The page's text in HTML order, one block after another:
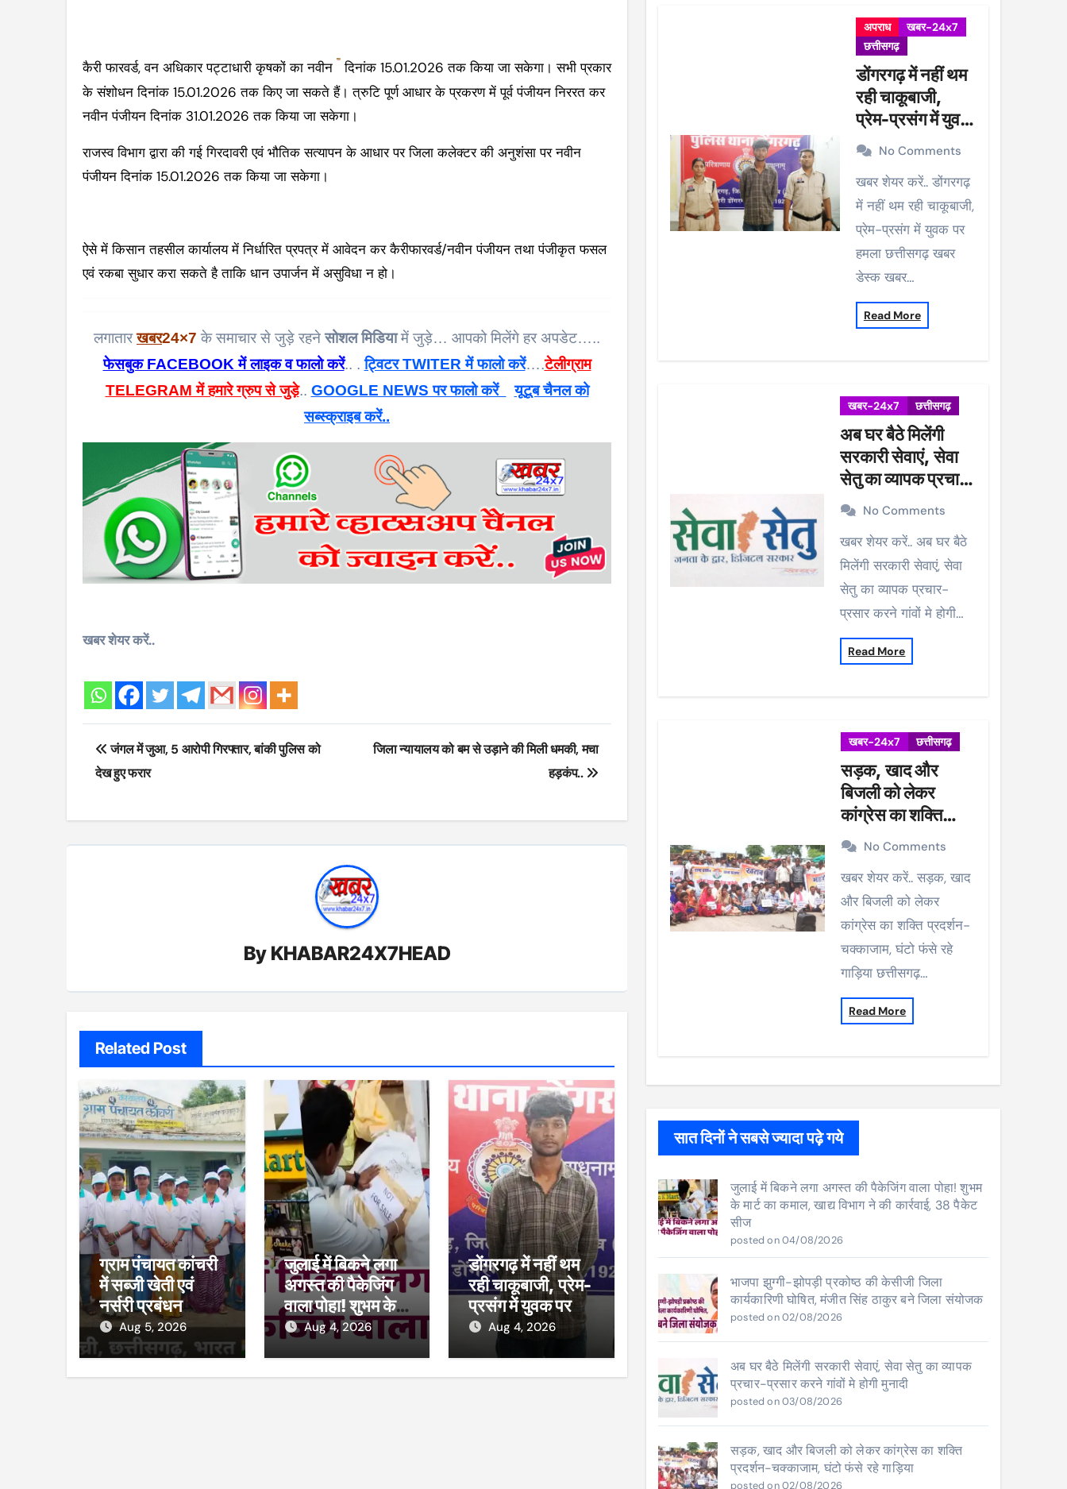
कैरी फारवर्ड, वन अधिकार पट्टाधारी कृषकों का नवीन
दिनांक 15.01.2026 तक किया जा सकेगा। सभी प्रकार
के संशोधन दिनांक 15.01.2026 तक किए जा सकते हैं। त्रुटि पूर्ण आधार के प्रकरण में पूर्व पंजीयन निररत कर
नवीन पंजीयन दिनांक 31.01.2026 तक किया जा सकेगा।
राजस्व विभाग द्वारा की गई गिरदावरी एवं भौतिक सत्यापन के आधार पर जिला कलेक्टर की अनुशंसा पर नवीन
पंजीयन दिनांक 15.01.2026 तक किया जा सकेगा।
ऐसे में किसान तहसील कार्यालय में निर्धारित प्रपत्र में आवेदन कर कैरीफारवर्ड/नवीन पंजीयन तथा पंजीकृत फसल
एवं रकबा सुधार करा सकते है ताकि धान उपार्जन में असुविधा न हो।
लगातारखबर24×7 के समाचार से जुड़े रहनेसोशल मिडियामें जुड़े… आपको मिलेंगे हर अपडेट…..
फेसबुक FACEBOOK में लाइक व फालो करें.. .ट्विटर TWITER में फालो करें….टेलीग्राम
TELEGRAM में हमारे ग्रुप से जुड़े.. GOOGLE NEWS पर फालो करें
यूटूब चैनल को
सब्स्क्राइब करें..
खबर शेयर करें..
Post
navigation
जंगल में जुआ, 5 आरोपी गिरफ्तार, बांकी पुलिस को
देख हुए फरार
जिला न्यायालय को बम से उड़ाने की मिली धमकी, मचा
हड़कंप..
By KHABAR24X7HEAD
Related Post
ग्राम पंचायत कांचरी
में सब्जी खेती एवं
नर्सरी प्रबंधन
प्रशिक्षण का शुभारंभ
Aug 5, 2026
जुलाई में बिकने लगा
अगस्त की पैकेजिंग
वाला पोहा! शुभम के
मार्ट का कमाल, खाद्य
विभाग ने की कार्रवाई,
Aug 4, 2026
डोंगरगढ़ में नहीं थम
रही चाकूबाजी, प्रेम-
प्रसंग में युवक पर
हमलाAug 4, 2026
अपराध
खबर-24x7
छत्तीसगढ़
डोंगरगढ़ में नहीं थम
रही चाकूबाजी,
प्रेम-प्रसंग में युवक
पर हमलाNo Comments
खबर शेयर करें.. डोंगरगढ़
में नहीं थम रही चाकूबाजी,
प्रेम-प्रसंग में युवक पर
हमला छत्तीसगढ़ खबर
डेस्क खबर…
Read More
खबर-24x7 छत्तीसगढ़
अब घर बैठे मिलेंगी
सरकारी सेवाएं, सेवा
सेतु का व्यापक प्रचार-
प्रसार करने गांवों मे
होगी मुनादी
No Comments
खबर शेयर करें.. अब घर बैठे
मिलेंगी सरकारी सेवाएं, सेवा
सेतु का व्यापक प्रचार-
प्रसार करने गांवों मे होगी…
Read More
खबर-24x7 छत्तीसगढ़
सड़क, खाद और
बिजली को लेकर
कांग्रेस का शक्ति
प्रदर्शन-चक्काजाम,
घंटो फंसे रहे गाड़िया
No Comments
खबर शेयर करें.. सड़क, खाद
और बिजली को लेकर
कांग्रेस का शक्ति प्रदर्शन-
चक्काजाम, घंटो फंसे रहे
गाड़िया छत्तीसगढ़…
Read More
सात दिनों ने सबसे ज्यादा पढ़े गये
जुलाई में बिकने लगा अगस्त की पैकेजिंग वाला पोहा! शुभम
के मार्ट का कमाल, खाद्य विभाग ने की कार्रवाई, 38 पैकेट
सीज
posted on 04/08/2026
भाजपा झुग्गी-झोपड़ी प्रकोष्ठ की केसीजी जिला
कार्यकारिणी घोषित, मंजीत सिंह ठाकुर बने जिला संयोजक
posted on 02/08/2026
अब घर बैठे मिलेंगी सरकारी सेवाएं, सेवा सेतु का व्यापक
प्रचार-प्रसार करने गांवों मे होगी मुनादी
posted on 03/08/2026
सड़क, खाद और बिजली को लेकर कांग्रेस का शक्ति
प्रदर्शन-चक्काजाम, घंटो फंसे रहे गाड़िया
posted on 02/08/2026